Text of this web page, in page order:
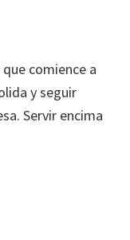
comience a
y seguir
Servir encima